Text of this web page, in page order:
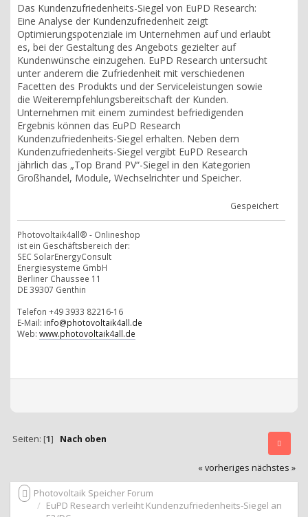
Das Kundenzufriedenheits-Siegel von EuPD Research:
Eine Analyse der Kundenzufriedenheit zeigt
Optimierungspotenziale im Unternehmen auf und erlaubt
es, bei der Gestaltung des Angebots gezielter auf
Kundenwünsche einzugehen. EuPD Research untersucht
unter anderem die Zufriedenheit mit verschiedenen
Facetten des Produkts und der Serviceleistungen sowie
die Weiterempfehlungsbereitschaft der Kunden.
Unternehmen mit einem zumindest befriedigenden
Ergebnis können das EuPD Research
Kundenzufriedenheits-Siegel erhalten. Neben dem
Kundenzufriedenheits-Siegel vergibt EuPD Research
jährlich das „Top Brand PV“-Siegel in den Kategorien
Großhandel, Module, Wechselrichter und Speicher.
Gespeichert
Photovoltaik4all® - Onlineshop
ist ein Geschäftsbereich der:
SEC SolarEnergyConsult
Energiesysteme GmbH
Berliner Chaussee 11
DE 39307 Genthin
Telefon +49 3933 82216-16
E-Mail: info@photovoltaik4all.de
Web: www.photovoltaik4all.de
Seiten: [1] Nach oben
« vorheriges nächstes »
Photovoltaik Speicher Forum
EuPD Research verleiht Kundenzufriedenheits-Siegel an